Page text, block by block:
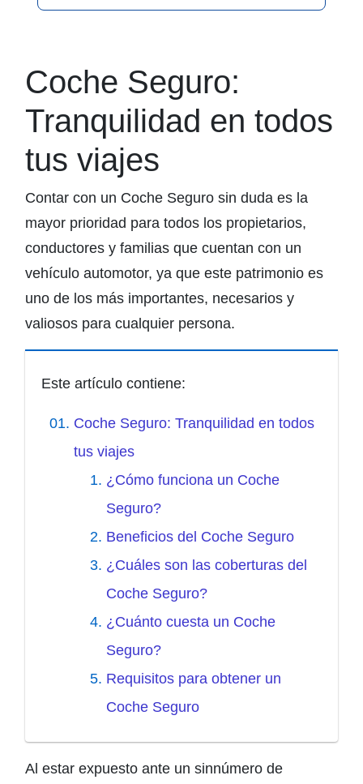
Coche Seguro:
Tranquilidad en todos
tus viajes
Contar con un Coche Seguro sin duda es la
mayor prioridad para todos los propietarios,
conductores y familias que cuentan con un
vehículo automotor, ya que este patrimonio es
uno de los más importantes, necesarios y
valiosos para cualquier persona.
Este artículo contiene:
Coche Seguro: Tranquilidad en todos
tus viajes
¿Cómo funciona un Coche
Seguro?
Beneficios del Coche Seguro
¿Cuáles son las coberturas del
Coche Seguro?
¿Cuánto cuesta un Coche
Seguro?
Requisitos para obtener un
Coche Seguro
Al estar expuesto ante un sinnúmero de